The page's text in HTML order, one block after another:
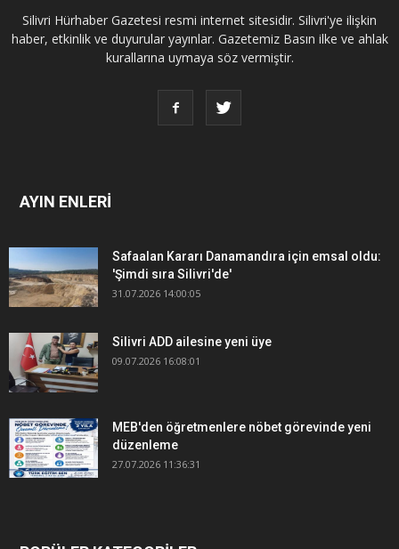
Silivri Hürhaber Gazetesi resmi internet sitesidir. Silivri'ye ilişkin
haber, etkinlik ve duyurular yayınlar. Gazetemiz Basın ilke ve ahlak
kurallarına uymaya söz vermiştir.
AYIN ENLERİ
Safaalan Kararı Danamandıra için emsal oldu:
'Şimdi sıra Silivri'de'
31.07.2026 14:00:05
Silivri ADD ailesine yeni üye
09.07.2026 16:08:01
MEB'den öğretmenlere nöbet görevinde yeni
düzenleme
27.07.2026 11:36:31